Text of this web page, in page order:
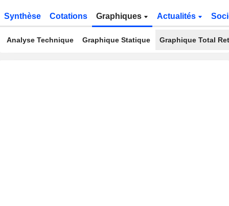
Synthèse Cotations Graphiques Actualités
Analyse Technique Graphique Statique Graphique Total